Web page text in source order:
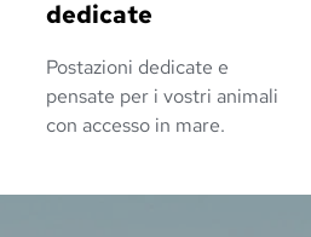
dedicate
Postazioni dedicate e
pensate per i vostri animali
con accesso in mare.